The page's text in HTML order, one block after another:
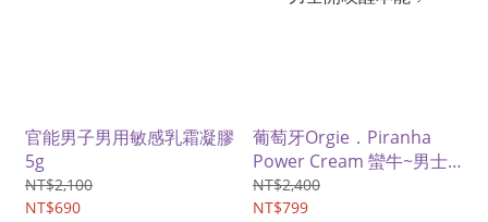
官能男子男用敏感乳霜凝膠
5g
NT$2,100
NT$690
葡萄牙Orgie．Piranha
Power Cream 蠻牛~男士
熱感能量增強膏 15ml﹝熱
力全開喚醒本能﹞
NT$2,400
NT$799